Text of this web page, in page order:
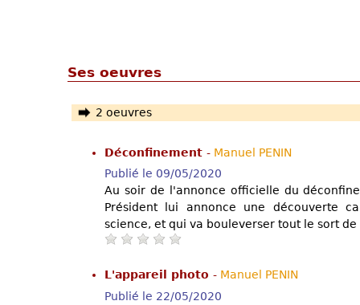
Ses oeuvres
2 oeuvres
Déconfinement - Manuel PENIN
Publié le 09/05/2020
Au soir de l'annonce officielle du
Président lui annonce une découverte
science, et qui va bouleverser tout le sort
L'appareil photo - Manuel PENIN
Publié le 22/05/2020